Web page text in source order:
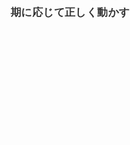
期に応じて正しく動かす